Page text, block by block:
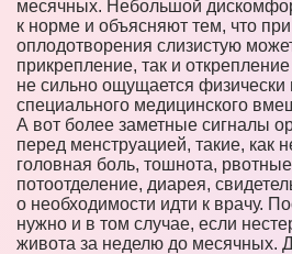
месячных. Небольшой
к норме и объясняют тем, что при
оплодотворения слизистую
прикрепление, так и
не сильно ощущается физически
специального медицинского
А вот более заметные сигналы
перед менструацией, такие, как
головная боль, тошнота,
потоотделение, диарея,
о необходимости идти к врачу.
нужно и в том случае, если
живота за неделю до месячных.